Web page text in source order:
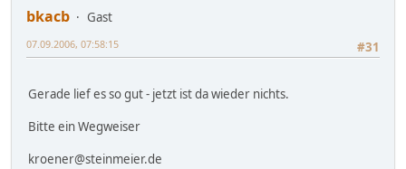
bkacb
Gast
#31
07.09.2006, 07:58:15
Gerade lief es so gut - jetzt ist da wieder nichts.
Bitte ein Wegweiser
kroener@steinmeier.de